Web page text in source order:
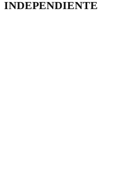
INDEPENDIENTE